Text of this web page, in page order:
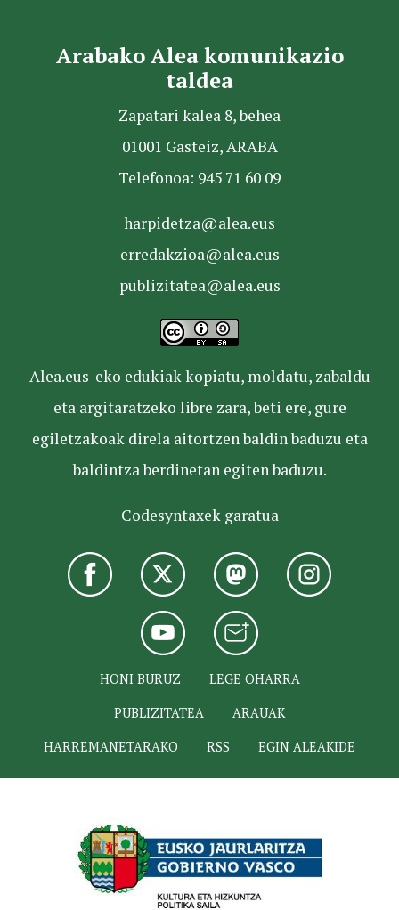
Arabako Alea komunikazio
taldea
Zapatari kalea 8, behea
01001 Gasteiz, ARABA
Telefonoa: 945 71 60 09
harpidetza@alea.eus
erredakzioa@alea.eus
publizitatea@alea.eus
Alea.eus-eko edukiak kopiatu, moldatu, zabaldu
eta argitaratzeko libre zara, beti ere, gure
egiletzakoak direla aitortzen baldin baduzu eta
baldintza berdinetan egiten baduzu.
Codesyntaxek garatua
HONI BURUZ
LEGE OHARRA
PUBLIZITATEA
ARAUAK
HARREMANETARAKO
RSS EGIN ALEAKIDE